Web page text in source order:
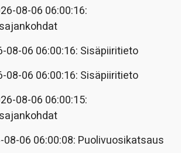
08-06 06:00:16:
08-06 06:00:16: Sisäpiiritieto
08-06 06:00:16: Sisäpiiritieto
08-06 06:00:15:
08-06 06:00:08: Puolivuosikatsaus